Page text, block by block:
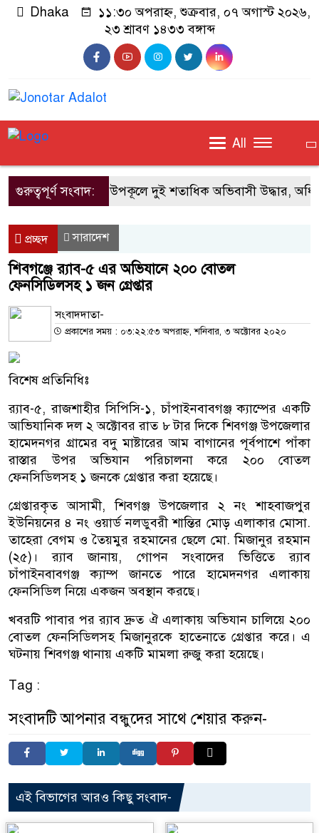
Dhaka
১১:৩০ অপরাহ্ন, শুক্রবার, ০৭ অগাস্ট ২০২৬,
২৩ শ্রাবণ ১৪৩৩ বঙ্গাব্দ
All
গুরুত্বপূর্ণ সংবাদ:গ্রিস উপকূলে দুই শতাধিক অভিবাসী উদ্ধার,
প্রচ্ছদ সারাদেশ
শিবগঞ্জে র‌্যাব-৫ এর অভিযানে ২০০ বোতল
ফেনসিডিলসহ ১ জন গ্রেপ্তার
সংবাদদাতা-
প্রকাশের সময় : ০৩:২২:৫৩ অপরাহ্ন, শনিবার, ৩ অক্টোবর ২০২০
বিশেষ প্রতিনিধিঃ
র‌্যাব-৫, রাজশাহীর সিপিসি-১, চাঁপাইনবাবগঞ্জ ক্যাম্পের একটি
আভিযানিক দল ২ অক্টোবর রাত ৮ টার দিকে শিবগঞ্জ উপজেলার
হামেদনগর গ্রামের বদু মাষ্টারের আম বাগানের পূর্বপাশে পাঁকা
রাস্তার উপর অভিযান পরিচালনা করে ২০০ বোতল
ফেনসিডিলসহ ১ জনকে গ্রেপ্তার করা হয়েছে।
গ্রেপ্তারকৃত আসামী, শিবগঞ্জ উপজেলার ২ নং শাহবাজপুর
ইউনিয়নের ৪ নং ওয়ার্ড নলডুবরী শান্তির মোড় এলাকার মোসা.
তাহেরা বেগম ও তৈয়মুর রহমানের ছেলে মো. মিজানুর রহমান
(২৫)। র‌্যাব জানায়, গোপন সংবাদের ভিত্তিতে র‌্যাব
চাঁপাইনবাবগঞ্জ ক্যাম্প জানতে পারে হামেদনগর এলাকায়
ফেনসিডিল নিয়ে একজন অবস্থান করছে।
খবরটি পাবার পর র‌্যাব দ্রুত ঐ এলাকায় অভিযান চালিয়ে ২০০
বোতল ফেনসিডিলসহ মিজানুরকে হাতেনাতে গ্রেপ্তার করে। এ
ঘটনায় শিবগঞ্জ থানায় একটি মামলা রুজু করা হয়েছে।
Tag :
সংবাদটি আপনার বন্ধুদের সাথে শেয়ার করুন-
এই বিভাগের আরও কিছু সংবাদ-